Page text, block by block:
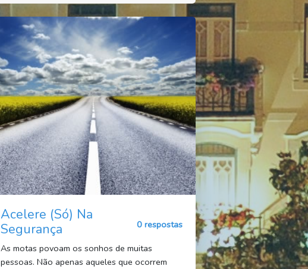
Acelere (Só) Na
Segurança
0 respostas
As motas povoam os sonhos de muitas
pessoas. Não apenas aqueles que ocorrem